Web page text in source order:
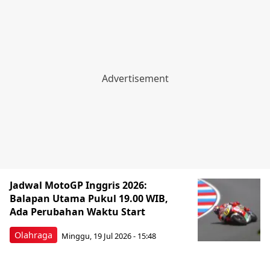
Olahraga
Jadwal MotoGP Inggris 2026:
Balapan Utama Pukul 19.00 WIB,
Ada Perubahan Waktu Start
Minggu, 19 Jul 2026 - 15:48